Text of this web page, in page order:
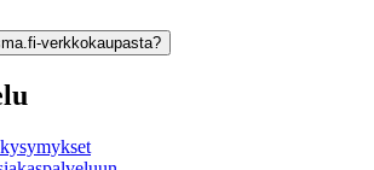
verkkokaupasta?